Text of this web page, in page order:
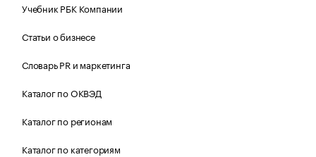
Учебник РБК Компании
Статьи о бизнесе
Словарь PR и маркетинга
Каталог по ОКВЭД
Каталог по регионам
Каталог по категориям